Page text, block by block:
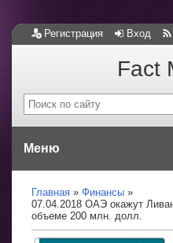
Регистрация Вход
Fact
Меню
Главная
Финансы
07.04.2018 ОАЭ окажут
объеме 200 млн. долл.